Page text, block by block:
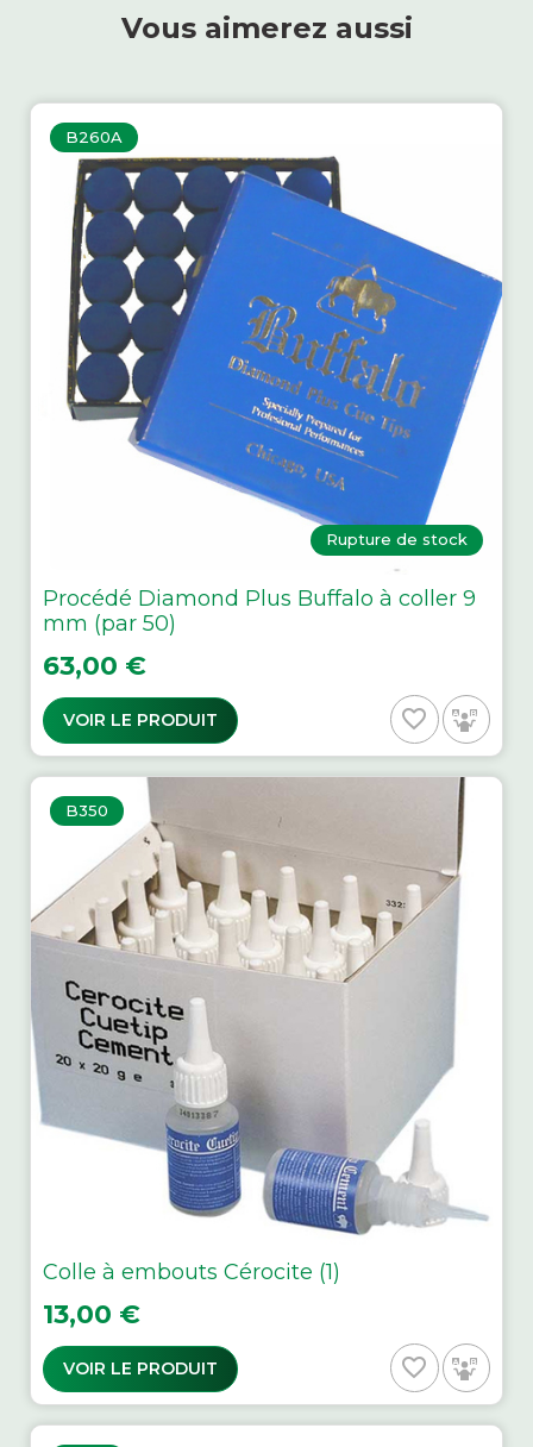
Vous aimerez aussi
B260A
Rupture de stock
Procédé Diamond Plus Buffalo à coller 9
mm (par 50)
Prix
63,00 €
VOIR LE PRODUIT favorite_border
B350
Colle à embouts Cérocite (1)
Prix
13,00 €
VOIR LE PRODUIT favorite_border